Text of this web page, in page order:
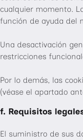
cualquier momento.
función de ayuda del
Una desactivación
restricciones
Por lo demás, las
(véase el apartado
f. Requisitos
El suministro de sus